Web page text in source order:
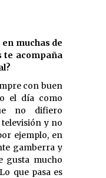
muchas de
te acompaña
con buen
el día como
no difiero
y no
ejemplo, en
gamberra y
gusta mucho
que pasa es